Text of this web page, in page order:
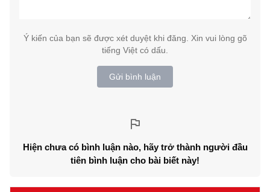
Ý kiến của bạn sẽ được xét duyệt khi đăng. Xin vui lòng gõ
tiếng Việt có dấu.
Gửi bình luận
Hiện chưa có bình luận nào, hãy trở thành người đầu
tiên bình luận cho bài biết này!